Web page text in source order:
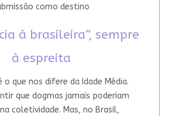
como destino
à brasileira”, sempre
à espreita
o que nos difere da Idade Média.
que dogmas jamais poderiam
coletividade. Mas, no Brasil,